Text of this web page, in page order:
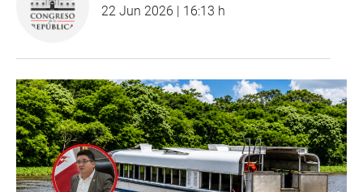
22 Jun 2026 | 16:13 h